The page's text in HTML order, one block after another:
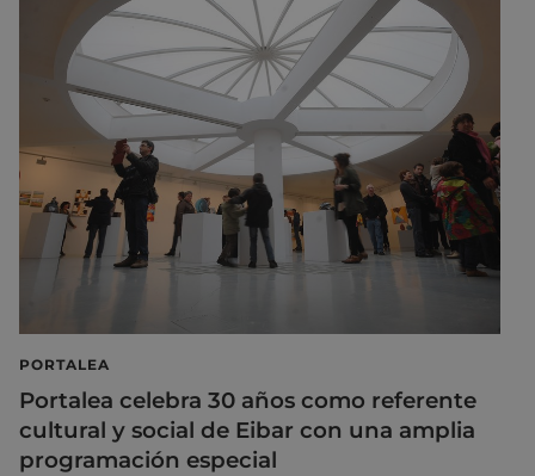
PORTALEA
Portalea celebra 30 años como referente
cultural y social de Eibar con una amplia
programación especial